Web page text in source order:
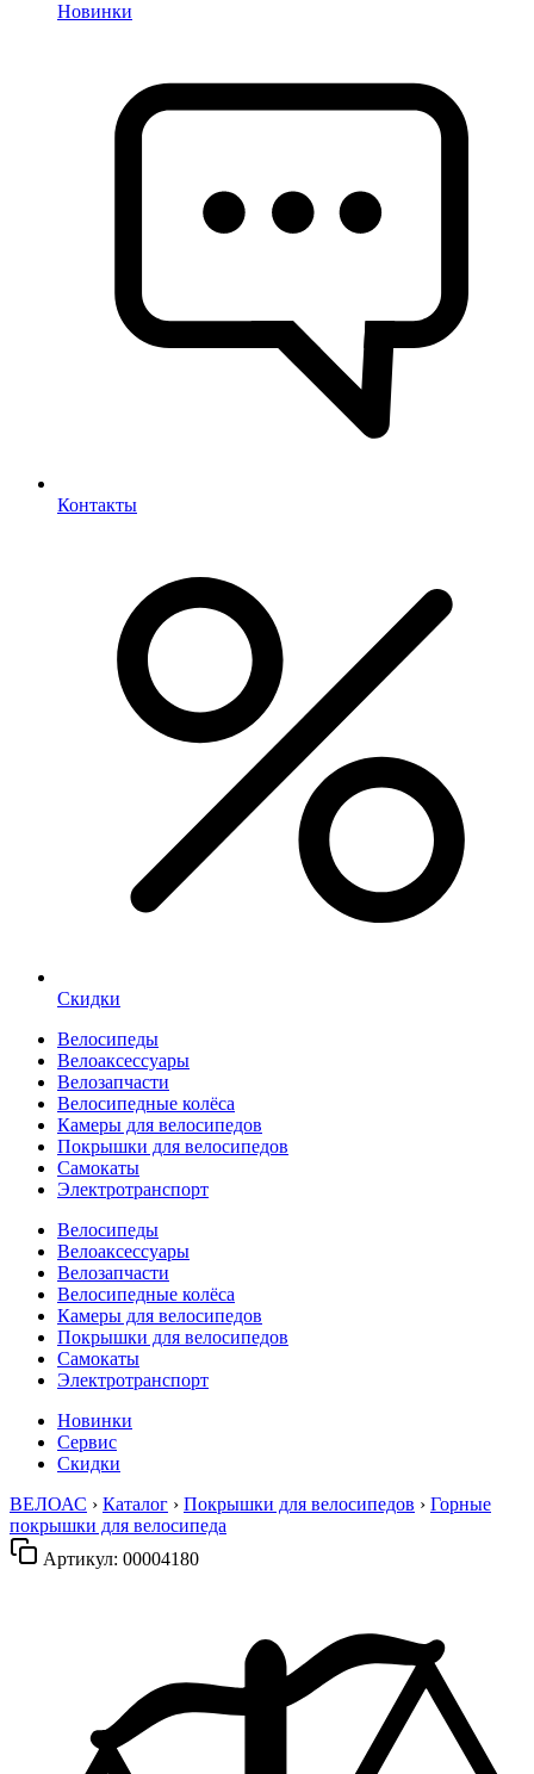
Новинки
Контакты
Скидки
Велосипеды
Велоаксессуары
Велозапчасти
Велосипедные колёса
Камеры для велосипедов
Покрышки для велосипедов
Самокаты
Электротранспорт
Велосипеды
Велоаксессуары
Велозапчасти
Велосипедные колёса
Камеры для велосипедов
Покрышки для велосипедов
Самокаты
Электротранспорт
Новинки
Сервис
Скидки
ВЕЛОАС › Каталог › Покрышки для велосипедов › Горные
покрышки для велосипеда
Артикул: 00004180